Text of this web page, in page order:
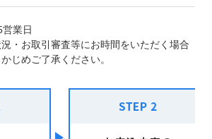
業日
・お取引審査等にお時間をいただく場合
じめご了承ください。